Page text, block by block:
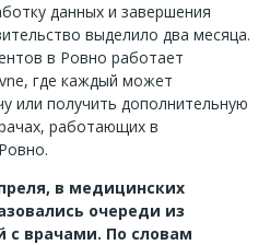
данных и завершения
выделило два месяца.
в Ровно работает
где каждый может
или получить дополнительную
работающих в
в медицинских
очереди из
с врачами. По словам